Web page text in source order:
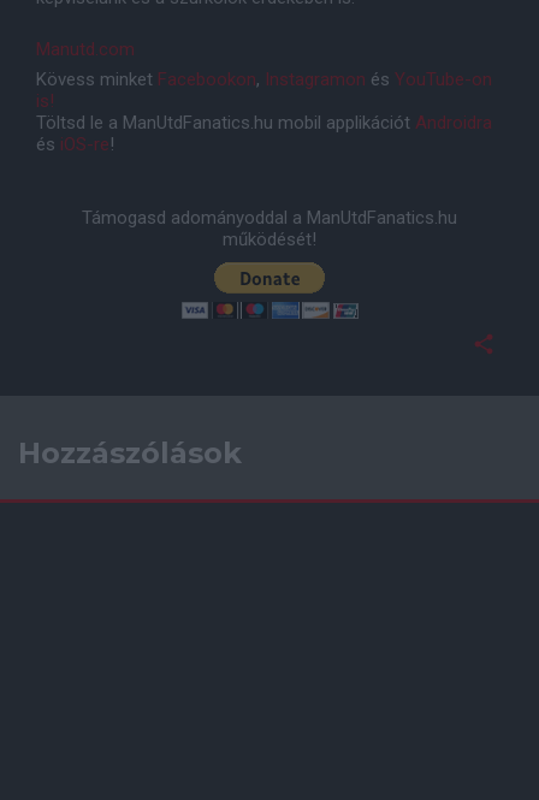
Manutd.com
Kövess minket Facebookon, Instagramon és YouTube-on
is!
Töltsd le a ManUtdFanatics.hu mobil applikációt Androidra
és iOS-re!
Támogasd adományoddal a ManUtdFanatics.hu
működését!
Hozzászólások